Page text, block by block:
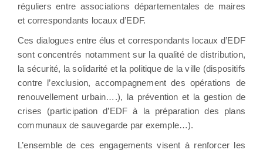
réguliers entre associations départementales de maires
et correspondants locaux d’EDF.
Ces dialogues entre élus et correspondants locaux d’EDF
sont concentrés notamment sur la qualité de distribution,
la sécurité, la solidarité et la politique de la ville (dispositifs
contre l’exclusion, accompagnement des opérations de
renouvellement urbain….), la prévention et la gestion de
crises (participation d’EDF à la préparation des plans
communaux de sauvegarde par exemple…).
L’ensemble de ces engagements visent à renforcer les